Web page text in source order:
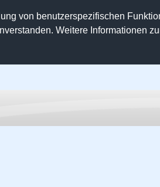
von benutzerspezifischen
Weitere Informationen